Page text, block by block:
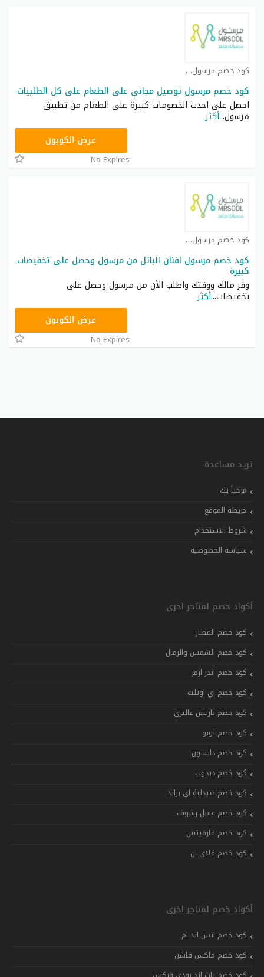
كود خصم مرسول كوبون
كود خصم مرسول توصيل مجاني على الطعام على كل الطلبيات
احصل على احدث الخصومات كبيرة على الطعام من تطبيق
مرسول...أكثر
9637E048عرض الكوبون
No Expires
كود خصم مرسول كوبون
كود خصم مرسول افنان الباتل من مرسول وحصل على تخفيضات
كبيرة
وفر مالك ووقتك واطلب الأن من مرسول وحصل على
تخفيضات...أكثر
9637E048عرض الكوبون
No Expires
تريد مساعدة
مرحباً بك
خريطة الموقع
شروط الاستخدام
سياسة الخصوصية
أكواد خصم لمتاجر اخرى
كود خصم المطار
كود خصم الشمس والرمال
كود خصم اندر ارمر
كود خصم اي اوتلت
كود خصم باريس غاليري
كود خصم تويو
كود خصم دايسون
كود خصم دبدوب
كود خصم صيدلية اي براند
كود خصم عسل رشوف
كود خصم فارفيتش
كود خصم فلاي ان
أكواد خصم لمتاجر اخرى
كود خصم اتش اند ام
كود خصم ماكس فاشن